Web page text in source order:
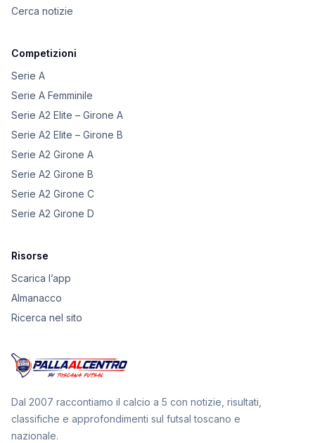
Cerca notizie
Competizioni
Serie A
Serie A Femminile
Serie A2 Elite – Girone A
Serie A2 Elite – Girone B
Serie A2 Girone A
Serie A2 Girone B
Serie A2 Girone C
Serie A2 Girone D
Risorse
Scarica l’app
Almanacco
Ricerca nel sito
Dal 2007 raccontiamo il calcio a 5 con notizie, risultati,
classifiche e approfondimenti sul futsal toscano e
nazionale.